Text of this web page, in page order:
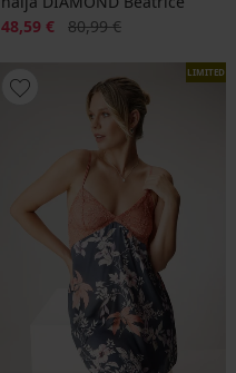
Popust
48,59 € Prvotna cena
80,99 €
LIMITED